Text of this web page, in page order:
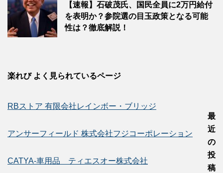
【速報】石破茂氏、国民全員に2万円給付
を表明か？参院選の目玉政策となる可能
性は？徹底解説！
楽れび よく見られているページ
RBストア 有限会社レインボー・ブリッジ
アンサーフィールド 株式会社フジコーポレーション
CATYA-車用品 ティエスオー株式会社
最
近
の
投
稿